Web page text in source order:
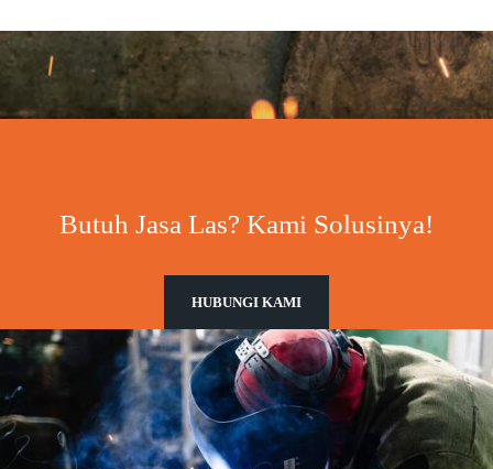
Butuh Jasa Las? Kami Solusinya!
HUBUNGI KAMI